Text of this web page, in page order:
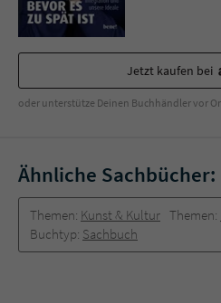
Jetzt kaufen bei
oder unterstütze Deinen Buchhändler vor
Ähnliche Sachbücher:
Themen: Kunst & Kultur Themen:
Buchtyp: Sachbuch